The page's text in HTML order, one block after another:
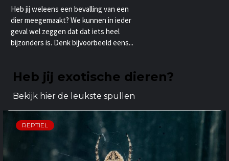
Heb jij weleens een bevalling van een
dier meegemaakt? We kunnen in ieder
geval wel zeggen dat dat iets heel
bijzonders is. Denk bijvoorbeeld eens...
Heb jij exotische dieren?
Bekijk hier de leukste spullen
REPTIEL